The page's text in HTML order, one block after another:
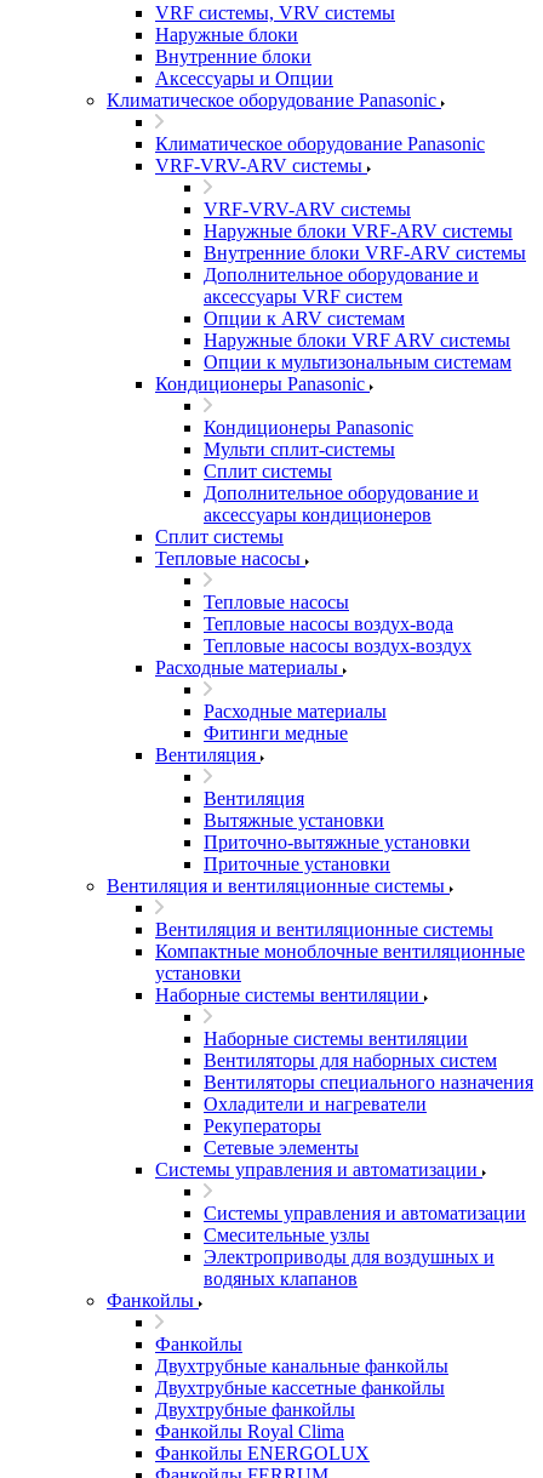
VRF системы, VRV системы
Наружные блоки
Внутренние блоки
Аксессуары и Опции
Климатическое оборудование Panasonic
Климатическое оборудование Panasonic
VRF-VRV-ARV системы
VRF-VRV-ARV системы
Наружные блоки VRF-ARV системы
Внутренние блоки VRF-ARV системы
Дополнительное оборудование и
аксессуары VRF систем
Опции к ARV системам
Наружные блоки VRF ARV системы
Опции к мультизональным системам
Кондиционеры Panasonic
Кондиционеры Panasonic
Мульти сплит-системы
Сплит системы
Дополнительное оборудование и
аксессуары кондиционеров
Сплит системы
Тепловые насосы
Тепловые насосы
Тепловые насосы воздух-вода
Тепловые насосы воздух-воздух
Расходные материалы
Расходные материалы
Фитинги медные
Вентиляция
Вентиляция
Вытяжные установки
Приточно-вытяжные установки
Приточные установки
Вентиляция и вентиляционные системы
Вентиляция и вентиляционные системы
Компактные моноблочные вентиляционные
установки
Наборные системы вентиляции
Наборные системы вентиляции
Вентиляторы для наборных систем
Вентиляторы специального назначения
Охладители и нагреватели
Рекуператоры
Сетевые элементы
Системы управления и автоматизации
Системы управления и автоматизации
Смесительные узлы
Электроприводы для воздушных и
водяных клапанов
Фанкойлы
Фанкойлы
Двухтрубные канальные фанкойлы
Двухтрубные кассетные фанкойлы
Двухтрубные фанкойлы
Фанкойлы Royal Clima
Фанкойлы ENERGOLUX